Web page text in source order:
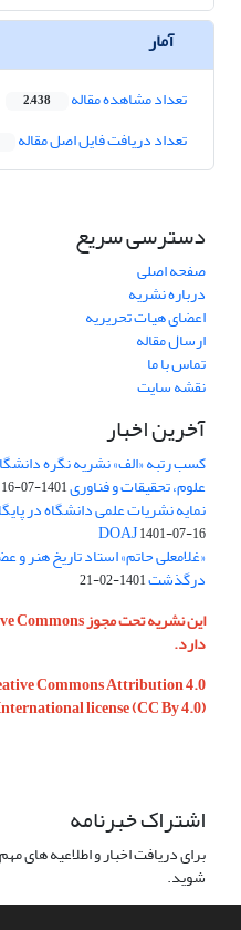
آمار
تعداد مشاهده مقاله 2,438
تعداد دریافت فایل اصل مقاله
دسترسی سریع
صفحه اصلی
درباره نشریه
اعضای هیات تحریریه
ارسال مقاله
تماس با ما
نقشه سایت
آخرین اخبار
کسب رتبه «الف» نشریه نگره
علوم، تحقیقات و فناوری1401-07-16
نمایه نشریات علمی دانشگاه در
DOAJ1401-07-16
«غلامعلی حاتم» استاد تاریخ هنر
درگذشت1401-02-21
دارد.
Commons Attribution 4.0
license (CC By 4.0).
اشتراک خبرنامه
برای دریافت اخبار و اطلاعیه های
شوید.